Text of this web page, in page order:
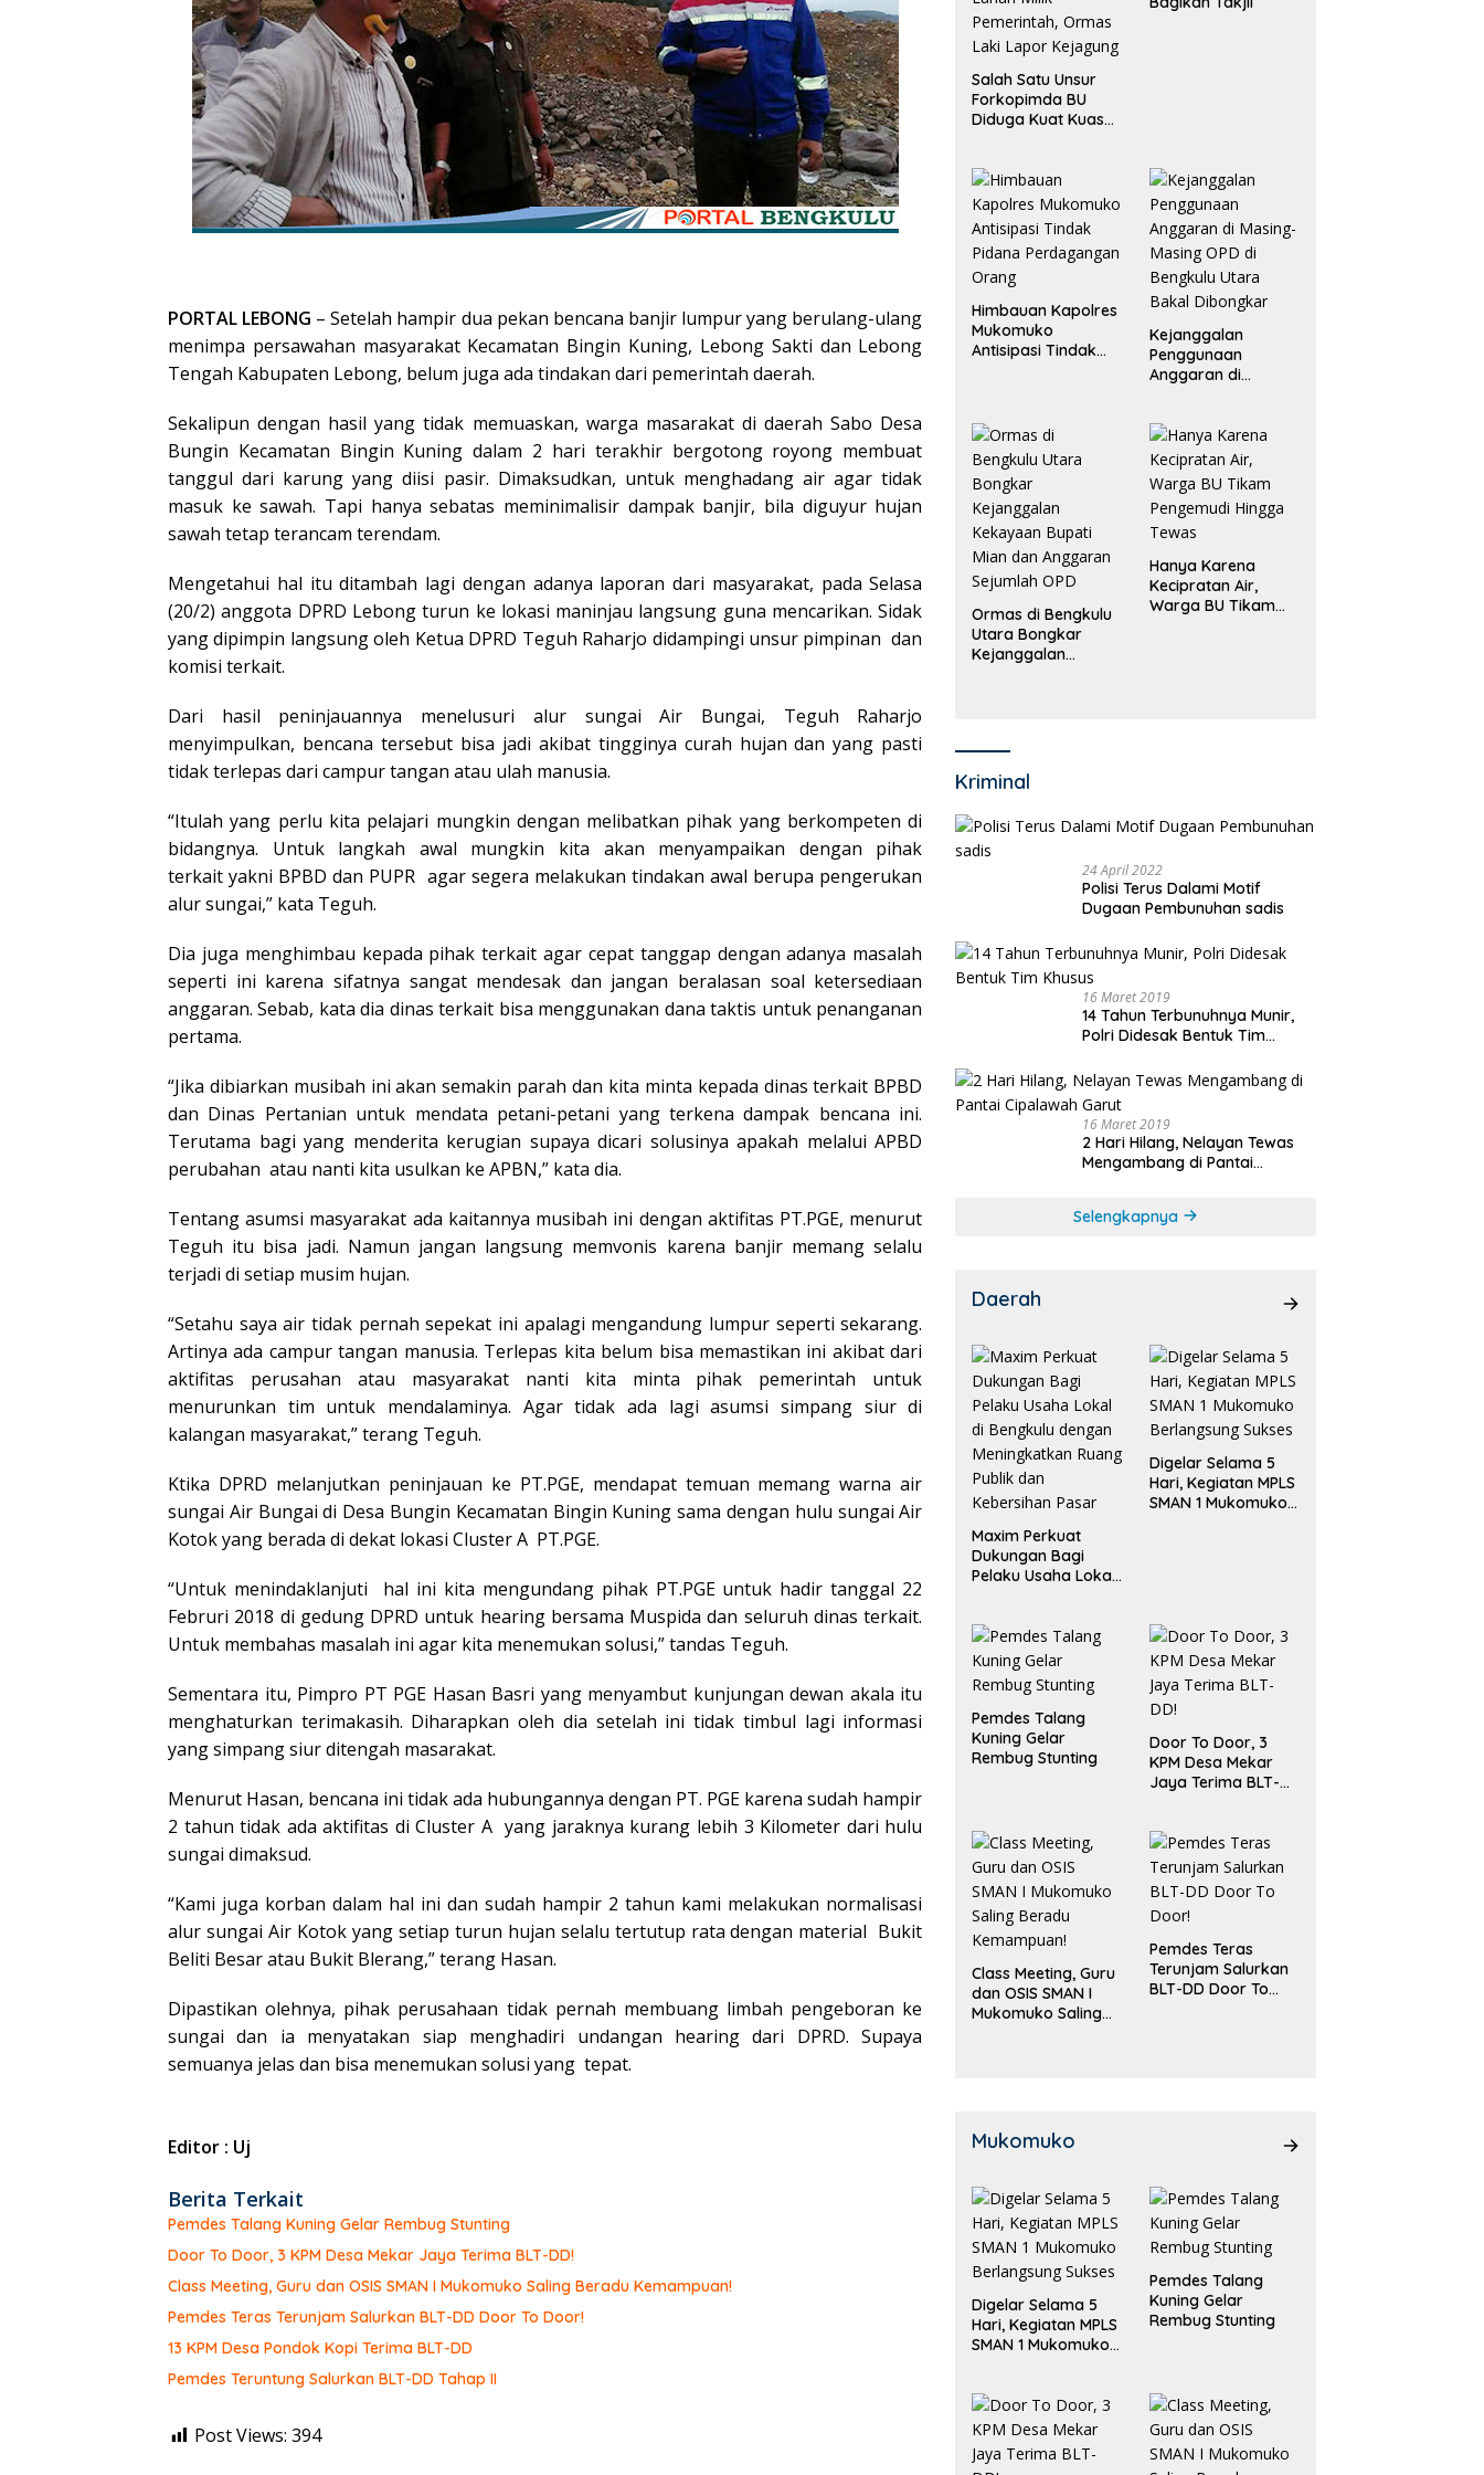
PORTAL LEBONG – Setelah hampir dua pekan bencana banjir lumpur yang berulang-ulang
menimpa persawahan masyarakat Kecamatan Bingin Kuning, Lebong Sakti dan Lebong
Tengah Kabupaten Lebong, belum juga ada tindakan dari pemerintah daerah.
Sekalipun dengan hasil yang tidak memuaskan, warga masarakat di daerah Sabo Desa
Bungin Kecamatan Bingin Kuning dalam 2 hari terakhir bergotong royong membuat
tanggul dari karung yang diisi pasir. Dimaksudkan, untuk menghadang air agar tidak
masuk ke sawah. Tapi hanya sebatas meminimalisir dampak banjir, bila diguyur hujan
sawah tetap terancam terendam.
Mengetahui hal itu ditambah lagi dengan adanya laporan dari masyarakat, pada Selasa
(20/2) anggota DPRD Lebong turun ke lokasi maninjau langsung guna mencarikan. Sidak
yang dipimpin langsung oleh Ketua DPRD Teguh Raharjo didampingi unsur pimpinan dan
komisi terkait.
Dari hasil peninjauannya menelusuri alur sungai Air Bungai, Teguh Raharjo
menyimpulkan, bencana tersebut bisa jadi akibat tingginya curah hujan dan yang pasti
tidak terlepas dari campur tangan atau ulah manusia.
“Itulah yang perlu kita pelajari mungkin dengan melibatkan pihak yang berkompeten di
bidangnya. Untuk langkah awal mungkin kita akan menyampaikan dengan pihak
terkait yakni BPBD dan PUPR agar segera melakukan tindakan awal berupa pengerukan
alur sungai,” kata Teguh.
Dia juga menghimbau kepada pihak terkait agar cepat tanggap dengan adanya masalah
seperti ini karena sifatnya sangat mendesak dan jangan beralasan soal ketersediaan
anggaran. Sebab, kata dia dinas terkait bisa menggunakan dana taktis untuk penanganan
pertama.
“Jika dibiarkan musibah ini akan semakin parah dan kita minta kepada dinas terkait BPBD
dan Dinas Pertanian untuk mendata petani-petani yang terkena dampak bencana ini.
Terutama bagi yang menderita kerugian supaya dicari solusinya apakah melalui APBD
perubahan atau nanti kita usulkan ke APBN,” kata dia.
Tentang asumsi masyarakat ada kaitannya musibah ini dengan aktifitas PT.PGE, menurut
Teguh itu bisa jadi. Namun jangan langsung memvonis karena banjir memang selalu
terjadi di setiap musim hujan.
“Setahu saya air tidak pernah sepekat ini apalagi mengandung lumpur seperti sekarang.
Artinya ada campur tangan manusia. Terlepas kita belum bisa memastikan ini akibat dari
aktifitas perusahan atau masyarakat nanti kita minta pihak pemerintah untuk
menurunkan tim untuk mendalaminya. Agar tidak ada lagi asumsi simpang siur di
kalangan masyarakat,” terang Teguh.
Ktika DPRD melanjutkan peninjauan ke PT.PGE, mendapat temuan memang warna air
sungai Air Bungai di Desa Bungin Kecamatan Bingin Kuning sama dengan hulu sungai Air
Kotok yang berada di dekat lokasi Cluster A PT.PGE.
“Untuk menindaklanjuti hal ini kita mengundang pihak PT.PGE untuk hadir tanggal 22
Februri 2018 di gedung DPRD untuk hearing bersama Muspida dan seluruh dinas terkait.
Untuk membahas masalah ini agar kita menemukan solusi,” tandas Teguh.
Sementara itu, Pimpro PT PGE Hasan Basri yang menyambut kunjungan dewan akala itu
menghaturkan terimakasih. Diharapkan oleh dia setelah ini tidak timbul lagi informasi
yang simpang siur ditengah masarakat.
Menurut Hasan, bencana ini tidak ada hubungannya dengan PT. PGE karena sudah hampir
2 tahun tidak ada aktifitas di Cluster A yang jaraknya kurang lebih 3 Kilometer dari hulu
sungai dimaksud.
“Kami juga korban dalam hal ini dan sudah hampir 2 tahun kami melakukan normalisasi
alur sungai Air Kotok yang setiap turun hujan selalu tertutup rata dengan material Bukit
Beliti Besar atau Bukit Blerang,” terang Hasan.
Dipastikan olehnya, pihak perusahaan tidak pernah membuang limbah pengeboran ke
sungai dan ia menyatakan siap menghadiri undangan hearing dari DPRD. Supaya
semuanya jelas dan bisa menemukan solusi yang tepat.
Editor : Uj
Berita Terkait
Pemdes Talang Kuning Gelar Rembug Stunting
Door To Door, 3 KPM Desa Mekar Jaya Terima BLT-DD!
Class Meeting, Guru dan OSIS SMAN I Mukomuko Saling Beradu Kemampuan!
Pemdes Teras Terunjam Salurkan BLT-DD Door To Door!
13 KPM Desa Pondok Kopi Terima BLT-DD
Pemdes Teruntung Salurkan BLT-DD Tahap II
Post Views: 394
Salah Satu Unsur
Forkopimda BU
Diduga Kuat Kuasai
Laki Lapor
Kejagung
Himbauan Kapolres
Mukomuko
Antisipasi Tindak
Kejanggalan
Penggunaan
Anggaran di
Bakal Dibongkar
Ormas di Bengkulu
Utara Bongkar
Kejanggalan
Hanya Karena
Kecipratan Air,
Warga BU Tikam
Kriminal
24 April 2022
Polisi Terus Dalami Motif
Dugaan Pembunuhan sadis
16 Maret 2019
14 Tahun Terbunuhnya Munir,
Polri Didesak Bentuk Tim
16 Maret 2019
2 Hari Hilang, Nelayan Tewas
Mengambang di Pantai
Selengkapnya
Daerah
Maxim Perkuat
Dukungan Bagi
Pelaku Usaha Lokal
Ruang Publik dan
Kebersihan Pasar
Digelar Selama 5
Hari, Kegiatan MPLS
SMAN 1 Mukomuko
Pemdes Talang
Kuning Gelar
Rembug Stunting
Door To Door, 3
KPM Desa Mekar
Jaya Terima BLT-
Class Meeting, Guru
dan OSIS SMAN I
Mukomuko Saling
Pemdes Teras
Terunjam Salurkan
BLT-DD Door To
Mukomuko
Digelar Selama 5
Hari, Kegiatan MPLS
SMAN 1 Mukomuko
Pemdes Talang
Kuning Gelar
Rembug Stunting